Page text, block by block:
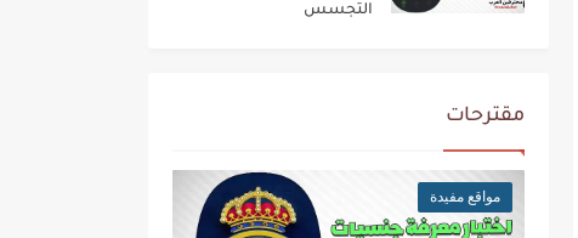
التجسس
مقترحات
مواقع مفيدة